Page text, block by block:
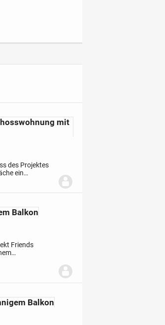
mit
des Projektes
ein
großzügige
Balkon
Friends
Balkon